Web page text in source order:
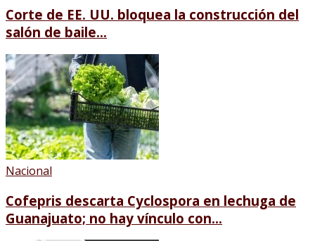
Corte de EE. UU. bloquea la construcción del
salón de baile...
Nacional
Cofepris descarta Cyclospora en lechuga de
Guanajuato; no hay vínculo con...